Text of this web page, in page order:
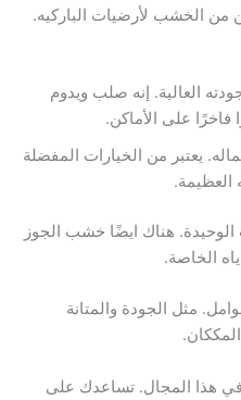
من الخشب لأرضيات الباركيه.
العالية. إنه صلب ويدوم
على الأماكن.
يعتبر من الخيارات المفضلة
العظيمة.
هناك ايضًا خشب الجوز
الخاصة.
مثل الجودة والمتانة
في هذا المجال. تساعدك على